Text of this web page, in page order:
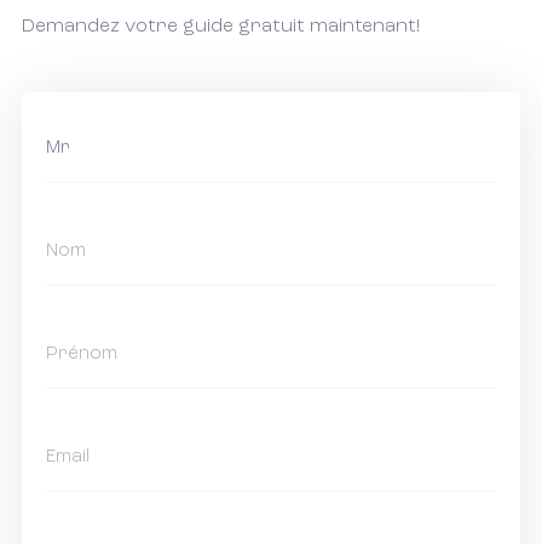
Demandez votre guide gratuit maintenant!